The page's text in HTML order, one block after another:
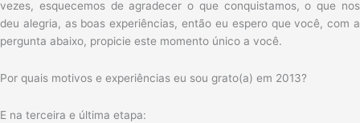
vezes, esquecemos de agradecer o que conquistamos, o que nos
deu alegria, as boas experiências, então eu espero que você, com a
pergunta abaixo, propicie este momento único a você.
Por quais motivos e experiências eu sou grato(a) em 2013?
E na terceira e última etapa: